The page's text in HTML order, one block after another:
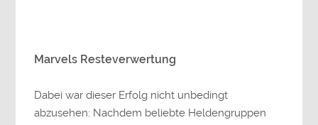
Marvels Resteverwertung
Dabei war dieser Erfolg nicht unbedingt
abzusehen: Nachdem beliebte Heldengruppen